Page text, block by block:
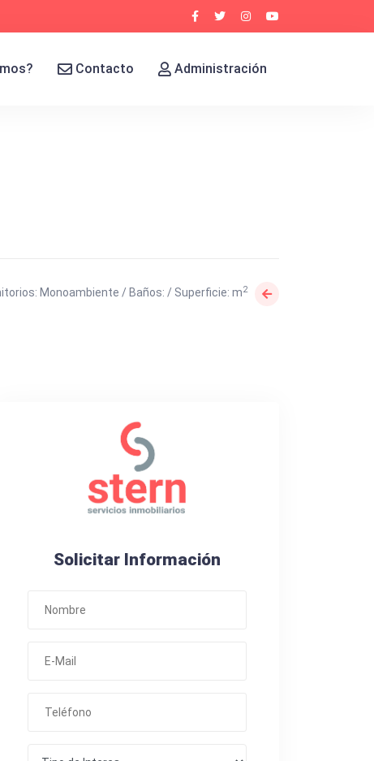
Contacto Administración
Monoambiente / Baños: / Superficie: m2
Solicitar Información